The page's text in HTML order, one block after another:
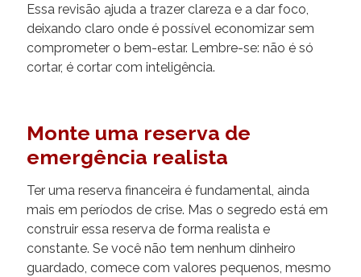
Essa revisão ajuda a trazer clareza e a dar foco,
deixando claro onde é possível economizar sem
comprometer o bem-estar. Lembre-se: não é só
cortar, é cortar com inteligência.
Monte uma reserva de
emergência realista
Ter uma reserva financeira é fundamental, ainda
mais em períodos de crise. Mas o segredo está em
construir essa reserva de forma realista e
constante. Se você não tem nenhum dinheiro
guardado, comece com valores pequenos, mesmo